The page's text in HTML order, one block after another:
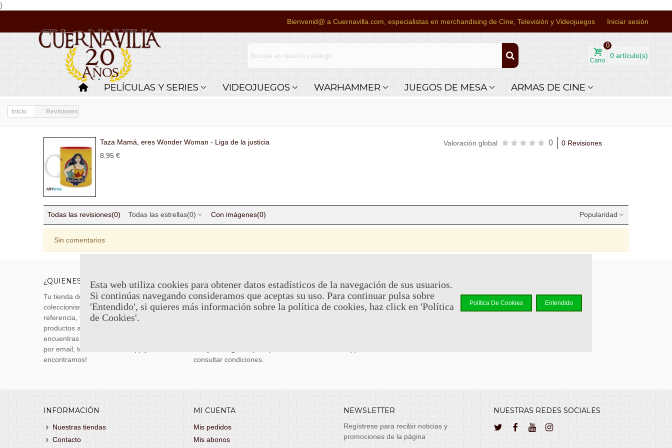
}
Bienvenid@ a Cuernavilla.com, especialistas en merchandising de Cine, Televisión y Videojuegos Iniciar sesión
Carro
0
0 artículo(s)
PELÍCULAS Y SERIES VIDEOJUEGOS WARHAMMER JUEGOS DE MESA ARMAS DE CINE
Inicio Revisiones
Taza Mamá, eres Wonder Woman - Liga de la justicia
8,95 €
Valoración global 0 0 Revisiones
Todas las revisiones(0) Todas las estrellas(0) Con imágenes(0) Popularidad
Sin comentarios
¿QUIENES SOMOS?
Tu tienda de merchandising, artículos de
coleccionismo y réplicas históricas de
referencia, tenemos una gran variedad de
productos a los mejores precios. Si no
encuentras lo que buscas, danos un toque
por email, teléfono o Whatsapp y te lo
encontramos!
ENVÍOS Y DEVOLUCIONES
Envíos muy económicos en 24h a través de diversos
transportistas, entrega de lunes a viernes no festivos, si
consultar condiciones.
Teléfono y Whatsapp +34 644 110 737
email: atencionalcliente@cuernavilla.com
INFORMACIÓN
Nuestras tiendas
Contacto
MI CUENTA
Mis pedidos
Mis abonos
NEWSLETTER
Regístrese para recibir noticias y
promociones de la página
NUESTRAS REDES SOCIALES
Esta web utiliza cookies para obtener datos estadísticos de la navegación de sus usuarios.
Si continúas navegando consideramos que aceptas su uso. Para continuar pulsa sobre
'Entendido', si quieres más información sobre la política de cookies, haz click en 'Política
de Cookies'.
Política De Cookies Entendido